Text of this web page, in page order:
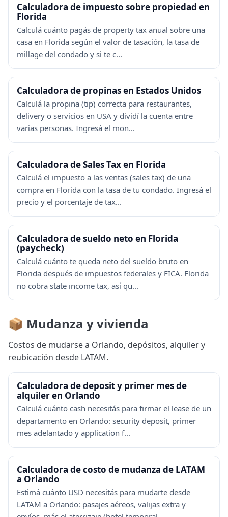
Calculadora de impuesto sobre propiedad en
Florida
Calculá cuánto pagás de property tax anual sobre una
casa en Florida según el valor de tasación, la tasa de
millage del condado y si te c...
Calculadora de propinas en Estados Unidos
Calculá la propina (tip) correcta para restaurantes,
delivery o servicios en USA y dividí la cuenta entre
varias personas. Ingresá el mon...
Calculadora de Sales Tax en Florida
Calculá el impuesto a las ventas (sales tax) de una
compra en Florida con la tasa de tu condado. Ingresá el
precio y el porcentaje de tax...
Calculadora de sueldo neto en Florida
(paycheck)
Calculá cuánto te queda neto del sueldo bruto en
Florida después de impuestos federales y FICA. Florida
no cobra state income tax, así qu...
📦 Mudanza y vivienda
Costos de mudarse a Orlando, depósitos, alquiler y
reubicación desde LATAM.
Calculadora de deposit y primer mes de
alquiler en Orlando
Calculá cuánto cash necesitás para firmar el lease de un
departamento en Orlando: security deposit, primer
mes adelantado y application f...
Calculadora de costo de mudanza de LATAM
a Orlando
Estimá cuánto USD necesitás para mudarte desde
LATAM a Orlando: pasajes aéreos, valijas extra y